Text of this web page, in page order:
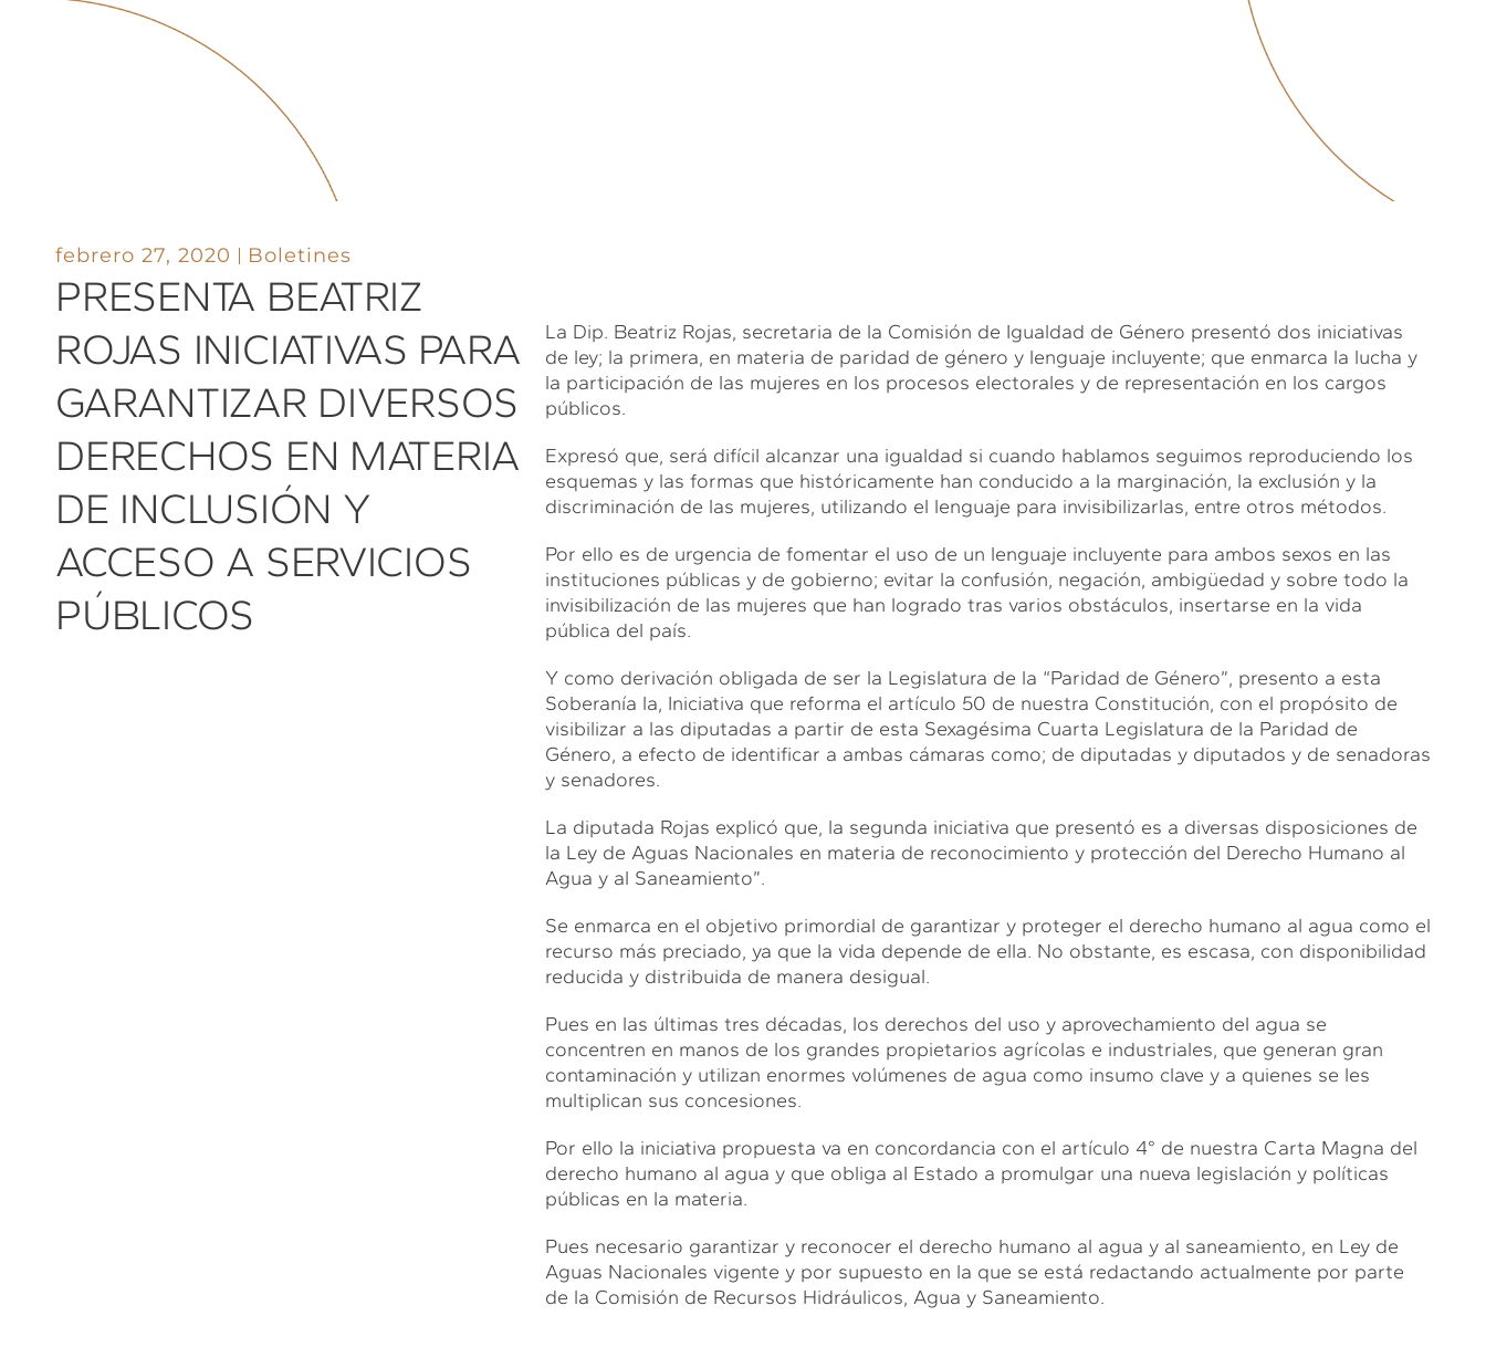
febrero 27, 2020 Boletines
PRESENTA BEATRIZ
ROJAS INICIATIVAS PARA
GARANTIZAR DIVERSOS
DERECHOS EN MATERIA
DE INCLUSIÓN Y
ACCESO A SERVICIOS
PÚBLICOS
La Dip. Beatriz Rojas, secretaria de la Comisión de Igualdad de Género presentó dos iniciativas
de ley; la primera, en materia de paridad de género y lenguaje incluyente; que enmarca la lucha y
la participación de las mujeres en los procesos electorales y de representación en los cargos
públicos.
Expresó que, será difícil alcanzar una igualdad si cuando hablamos seguimos reproduciendo los
esquemas y las formas que históricamente han conducido a la marginación, la exclusión y la
discriminación de las mujeres, utilizando el lenguaje para invisibilizarlas, entre otros métodos.
Por ello es de urgencia de fomentar el uso de un lenguaje incluyente para ambos sexos en las
instituciones públicas y de gobierno; evitar la confusión, negación, ambigüedad y sobre todo la
invisibilización de las mujeres que han logrado tras varios obstáculos, insertarse en la vida
pública del país.
Y como derivación obligada de ser la Legislatura de la “Paridad de Género”, presento a esta
Soberanía la, Iniciativa que reforma el artículo 50 de nuestra Constitución, con el propósito de
visibilizar a las diputadas a partir de esta Sexagésima Cuarta Legislatura de la Paridad de
Género, a efecto de identificar a ambas cámaras como; de diputadas y diputados y de senadoras
y senadores.
La diputada Rojas explicó que, la segunda iniciativa que presentó es a diversas disposiciones de
la Ley de Aguas Nacionales en materia de reconocimiento y protección del Derecho Humano al
Agua y al Saneamiento”.
Se enmarca en el objetivo primordial de garantizar y proteger el derecho humano al agua como el
recurso más preciado, ya que la vida depende de ella. No obstante, es escasa, con disponibilidad
reducida y distribuida de manera desigual.
Pues en las últimas tres décadas, los derechos del uso y aprovechamiento del agua se
concentren en manos de los grandes propietarios agrícolas e industriales, que generan gran
contaminación y utilizan enormes volúmenes de agua como insumo clave y a quienes se les
multiplican sus concesiones.
Por ello la iniciativa propuesta va en concordancia con el artículo 4° de nuestra Carta Magna del
derecho humano al agua y que obliga al Estado a promulgar una nueva legislación y políticas
públicas en la materia.
Pues necesario garantizar y reconocer el derecho humano al agua y al saneamiento, en Ley de
Aguas Nacionales vigente y por supuesto en la que se está redactando actualmente por parte
de la Comisión de Recursos Hidráulicos, Agua y Saneamiento.